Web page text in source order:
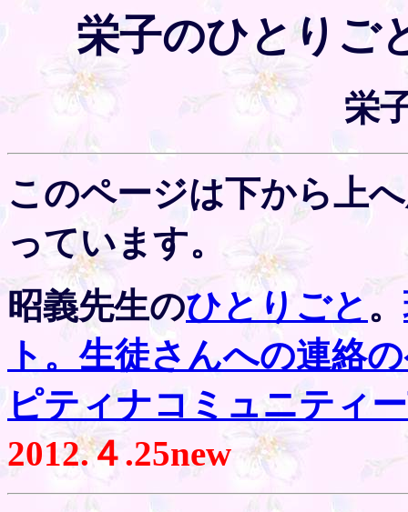
栄子のひとりご
栄
このページは下から上
っています。
昭義先生のひとりごと 。
ト。生徒さんへの連絡
ピティナコミュニティ
2012.４.25new